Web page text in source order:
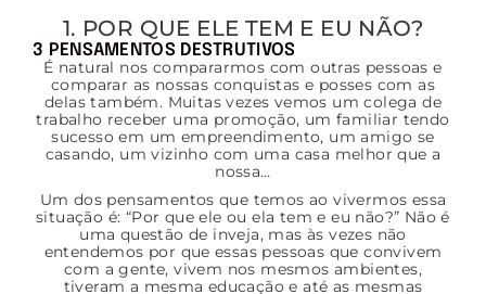
3 PENSAMENTOS DESTRUTIVOS
1. POR QUE ELE TEM E EU NÃO?
É natural nos compararmos com outras pessoas e
comparar as nossas conquistas e posses com as
delas também. Muitas vezes vemos um colega de
trabalho receber uma promoção, um familiar tendo
sucesso em um empreendimento, um amigo se
casando, um vizinho com uma casa melhor que a
nossa…
Um dos pensamentos que temos ao vivermos essa
situação é: “Por que ele ou ela tem e eu não?” Não é
uma questão de inveja, mas às vezes não
entendemos por que essas pessoas que convivem
com a gente, vivem nos mesmos ambientes,
tiveram a mesma educação e até as mesmas